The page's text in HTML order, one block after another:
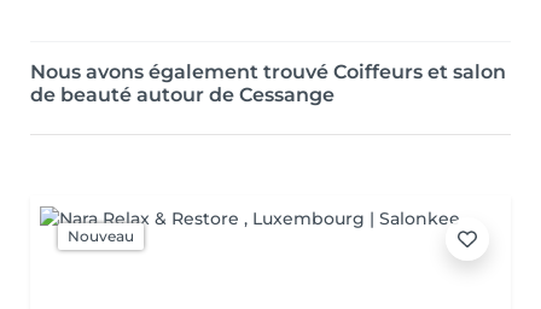
Nous avons également trouvé Coiffeurs et salon
de beauté autour de Cessange
Nouveau